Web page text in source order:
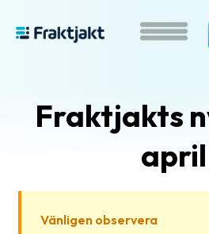
Fraktjakts
april
Vänligen observera